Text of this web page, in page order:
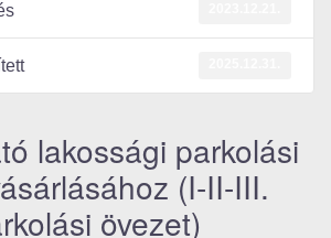
lakossági parkolási
(I-II-III.
övezet)